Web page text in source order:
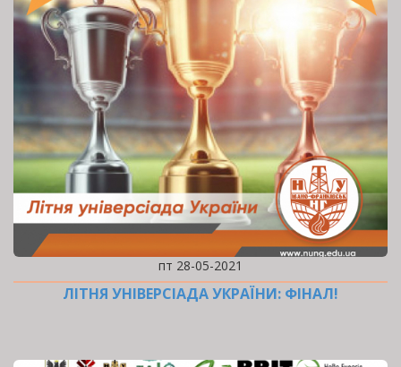
пт 28-05-2021
ЛІТНЯ УНІВЕРСІАДА УКРАЇНИ: ФІНАЛ!